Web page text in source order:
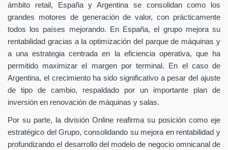
ámbito retail, España y Argentina se consolidan como los
grandes motores de generación de valor, con prácticamente
todos los países mejorando. En España, el grupo mejora su
rentabilidad gracias a la optimización del parque de máquinas y
a una estrategia centrada en la eficiencia operativa, que ha
permitido maximizar el margen por terminal. En el caso de
Argentina, el crecimiento ha sido significativo a pesar del ajuste
de tipo de cambio, respaldado por un importante plan de
inversión en renovación de máquinas y salas.
Por su parte, la división Online reafirma su posición como eje
estratégico del Grupo, consolidando su mejora en rentabilidad y
profundizando el desarrollo del modelo de negocio omnicanal de